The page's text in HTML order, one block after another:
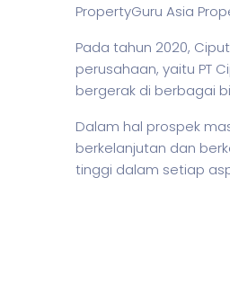
PropertyGuru Asia
Pada tahun 2020,
perusahaan, yaitu PT
bergerak di berbagai
Dalam hal prospek
berkelanjutan dan
tinggi dalam setiap